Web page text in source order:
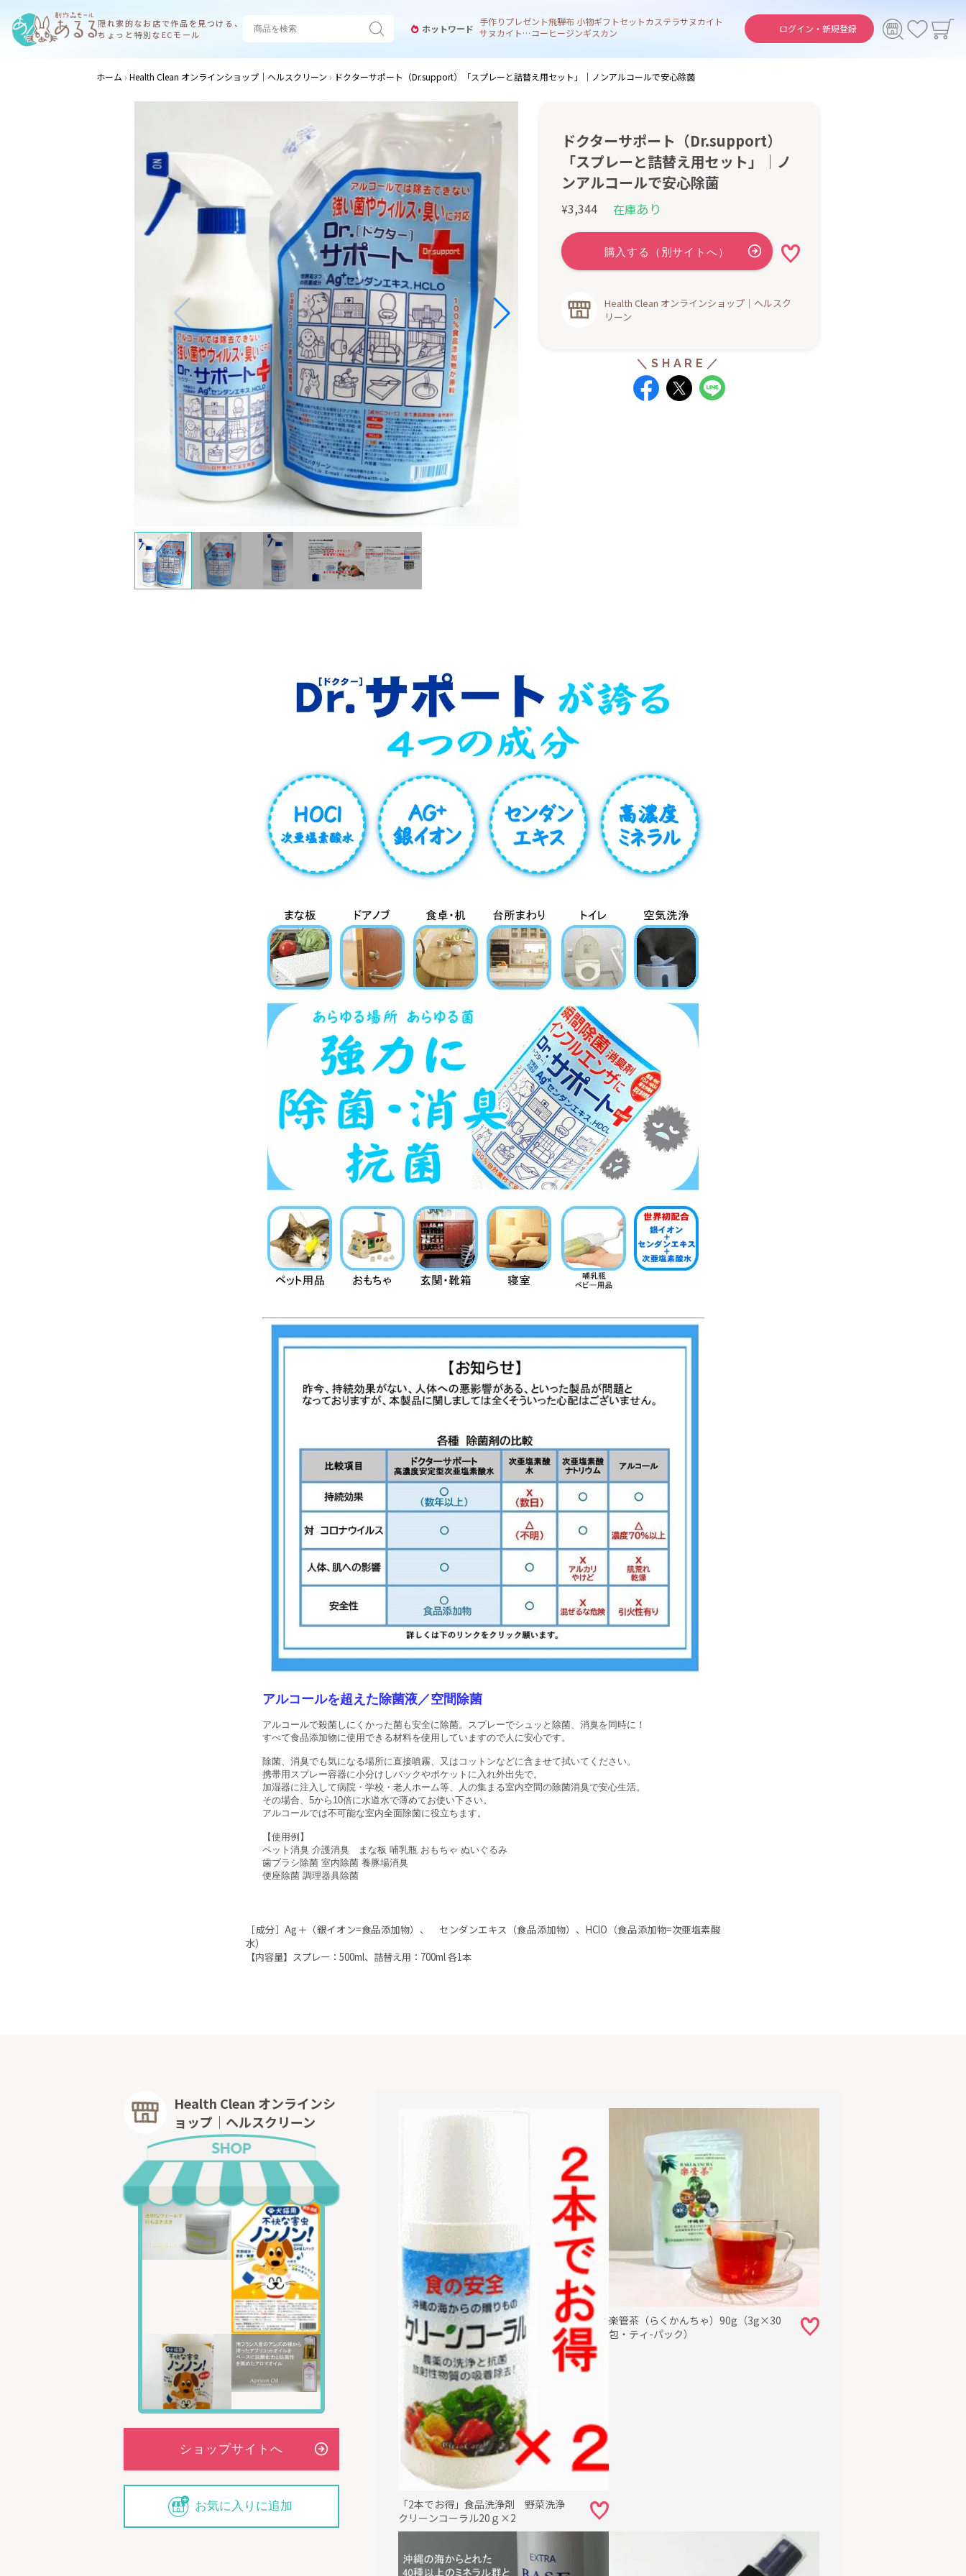
隠れ家的なお店で作品を見つける、
ちょっと特別なECモール
ログイン・ 新規登録
ホットワード
手作りプレゼント飛騨布 小物ギフトセットカステラサヌカイト
サヌカイト 風鈴コーヒージンギスカン
ホーム Health Clean オンラインショップ｜ヘルスクリーン ドクターサポート（Dr.support）「スプレーと詰替え用セット」｜ノンアルコールで安心除菌
ドクターサポート（Dr.support）
「スプレーと詰替え用セット」｜ノ
ンアルコールで安心除菌
¥3,344 在庫あり
Health Clean オンラインショップ｜ヘルスク
リーン
アルコールを超えた除菌液／空間除菌
アルコールで殺菌しにくかった菌も安全に除菌。スプレーでシュッと除菌、消臭を同時に！
すべて食品添加物に使用できる材料を使用していますので人に安心です。
除菌、消臭でも気になる場所に直接噴霧、又はコットンなどに含ませて拭いてください。
携帯用スプレー容器に小分けしバックやポケットに入れ外出先で。
加湿器に注入して病院・学校・老人ホーム等、人の集まる室内空間の除菌消臭で安心生活。
その場合、5から10倍に水道水で薄めてお使い下さい。
アルコールでは不可能な室内全面除菌に役立ちます。
【使用例】
ペット消臭 介護消臭 まな板 哺乳瓶 おもちゃ ぬいぐるみ
歯ブラシ除菌 室内除菌 養豚場消臭
便座除菌 調理器具除菌
［成分］Ag＋（銀イオン=食品添加物）、 センダンエキス（食品添加物）、HClO（食品添加物=次亜塩素酸
水）
【内容量】スプレー：500ml、詰替え用：700ml 各1本
Health Clean オンラインシ
ョップ｜ヘルスクリーン
お気に入りに追加
「2本でお得」食品洗浄剤 野菜洗浄
クリーンコーラル20ｇ×2
楽管茶（らくかんちゃ）90g（3g×30
包・ティ-パック）